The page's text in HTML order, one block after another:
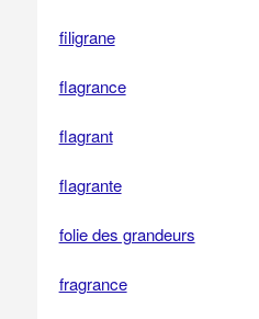
filigrane
flagrance
flagrant
flagrante
folie des grandeurs
fragrance